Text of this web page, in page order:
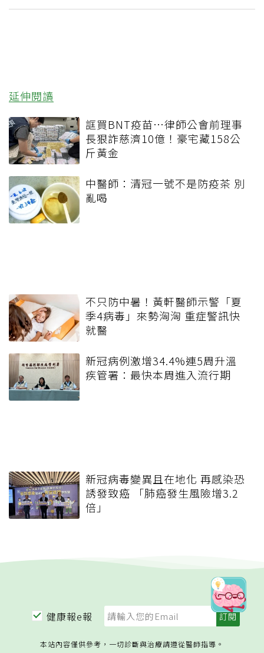
延伸閱讀
誆買BNT疫苗…律師公會前理事
長狠詐慈濟10億！豪宅藏158公
斤黃金
中醫師：清冠一號不是防疫茶 別
亂喝
不只防中暑！黃軒醫師示警「夏
季4病毒」來勢洶洶 重症警訊快
就醫
新冠病例激增34.4%連5周升溫
疾管署：最快本周進入流行期
新冠病毒變異且在地化 再感染恐
誘發致癌 「肺癌發生風險增3.2
倍」
健康報e報
本站內容僅供參考，一切診斷與治療請遵從醫師指導。